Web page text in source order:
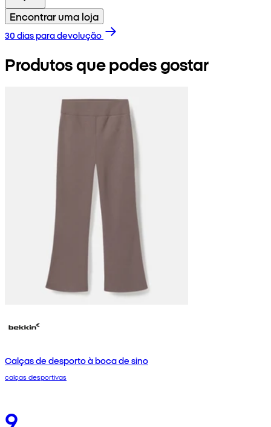
Encontrar uma loja
30 dias para devolução
Produtos que podes gostar
Calças de desporto à boca de sino
calças desportivas
9